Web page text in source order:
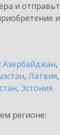
и
Азербайджан,
, Латвия,
, Эстония
регионе: